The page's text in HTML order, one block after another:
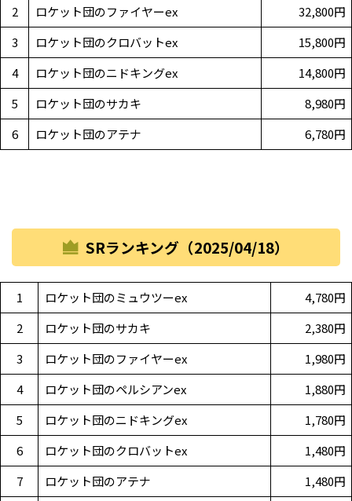
2
ロケット団のファイヤーex
32,800円
3
ロケット団のクロバットex
15,800円
4
ロケット団のニドキングex
14,800円
5
ロケット団のサカキ
8,980円
6
ロケット団のアテナ 6,780円
SRランキング（2025/04/18）
1 ロケット団のミュウツーex
4,780円
2
ロケット団のサカキ
2,380円
3
ロケット団のファイヤーex
1,980円
4
ロケット団のペルシアンex
1,880円
5
ロケット団のニドキングex
1,780円
6
ロケット団のクロバットex
1,480円
7
ロケット団のアテナ
1,480円